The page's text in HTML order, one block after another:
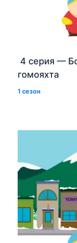
4 серия —
гомояхта
1 сезон